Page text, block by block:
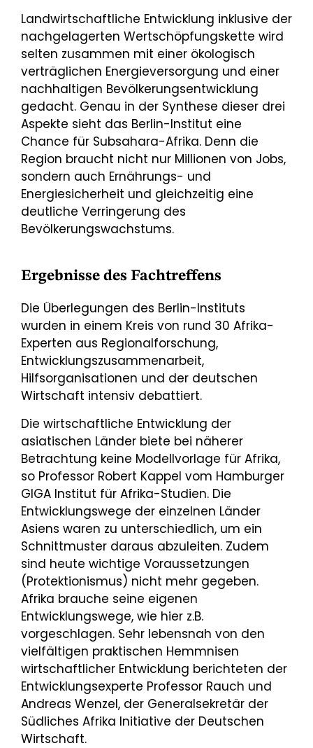
Landwirtschaftliche Entwicklung inklusive der
nachgelagerten Wert­schöpfungskette wird
selten zusammen mit einer ökologisch
verträglichen Energieversorgung und einer
nachhaltigen Bevölkerungsentwicklung
gedacht. Genau in der Synthese dieser drei
Aspekte sieht das Berlin-Institut eine
Chance für Subsahara-Afrika. Denn die
Region braucht nicht nur Millionen von Jobs,
sondern auch Ernährungs- und
Energiesicherheit und gleichzeitig eine
deutliche Verringerung des
Bevölkerungswachstums.
Ergebnisse des Fachtreffens
Die Überlegungen des Berlin-Instituts
wurden in einem Kreis von rund 30 Afrika-
Experten aus Regionalforschung,
Entwicklungszusammenarbeit,
Hilfsorganisationen und der deutschen
Wirtschaft intensiv debattiert.
Die wirtschaftliche Entwicklung der
asiatischen Länder biete bei näherer
Betrachtung keine Modellvorlage für Afrika,
so Professor Robert Kappel vom Hamburger
GIGA Institut für Afrika-Studien. Die
Entwicklungswege der einzelnen Länder
Asiens waren zu unterschiedlich, um ein
Schnittmuster daraus abzuleiten. Zudem
sind heute wichtige Voraussetzungen
(Protektionismus) nicht mehr gegeben.
Afrika brauche seine eigenen
Entwicklungswege, wie hier z.B.
vorgeschlagen. Sehr lebensnah von den
vielfältigen praktischen Hemmnisen
wirtschaftlicher Entwicklung berichteten der
Entwicklungsexperte Professor Rauch und
Andreas Wenzel, der Generalsekretär der
Südliches Afrika Initiative der Deutschen
Wirtschaft.